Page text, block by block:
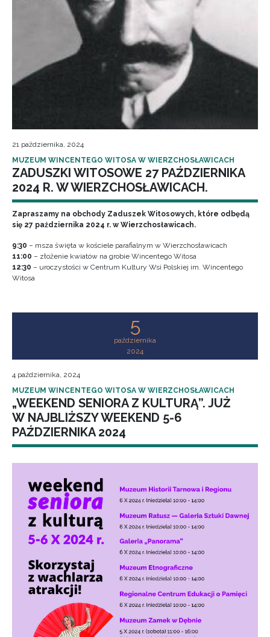
21 października, 2024
MUZEUM WINCENTEGO WITOSA W WIERZCHOSŁAWICACH
ZADUSZKI WITOSOWE 27 PAŹDZIERNIKA
2024 R. W WIERZCHOSŁAWICACH.
Zapraszamy na obchody Zaduszek Witosowych, które odbędą
się 27 października 2024 r. w Wierzchosławicach.
9:30 – msza święta w kościele parafialnym w Wierzchosławicach
11:00 – złożenie kwiatów na grobie Wincentego Witosa
12:30 – uroczystości w Centrum Kultury Wsi Polskiej im. Wincentego
Witosa
5
października
2024
4 października, 2024
MUZEUM WINCENTEGO WITOSA W WIERZCHOSŁAWICACH
„WEEKEND SENIORA Z KULTURĄ”. JUŻ
W NAJBLIŻSZY WEEKEND 5-6
PAŹDZIERNIKA 2024